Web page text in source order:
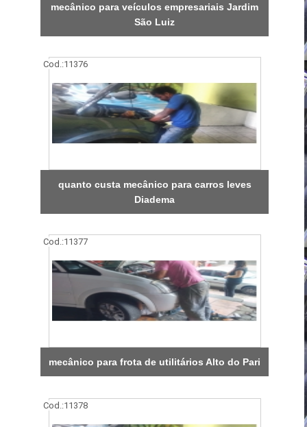
mecânico para veículos empresariais Jardim
São Luiz
Cod.:11376
quanto custa mecânico para carros leves
Diadema
Cod.:11377
mecânico para frota de utilitários Alto do Pari
Cod.:11378